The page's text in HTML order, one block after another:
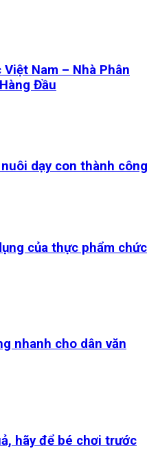
Nam – Nhà Phân
Đầu
dạy con thành công
của thực phẩm chức
nhanh cho dân văn
hãy để bé chơi trước